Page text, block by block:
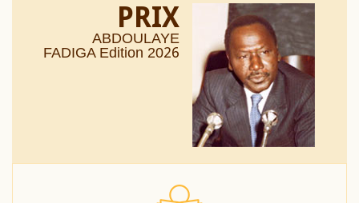
PRIX
ABDOULAYE
FADIGA Edition 2026